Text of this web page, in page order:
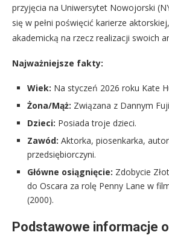
przyjęcia na Uniwersytet Nowojorski
się w pełni poświęcić karierze
akademicką na rzecz realizacji swoich
Najważniejsze fakty:
Wiek: Na styczeń 2026 roku Kate
Żona/Mąż: Związana z Dannym
Dzieci: Posiada troje dzieci.
Zawód: Aktorka, piosenkarka,
przedsiębiorczyni.
Główne osiągnięcie: Zdobycie
do Oscara za rolę Penny Lane w
(2000).
Podstawowe informacje